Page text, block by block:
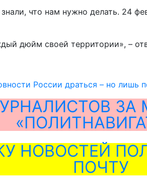
что нам нужно делать. 24
дюйм своей территории», –
России драться – но лишь
ЗА
НОВОСТЕЙ
ПОЧТУ